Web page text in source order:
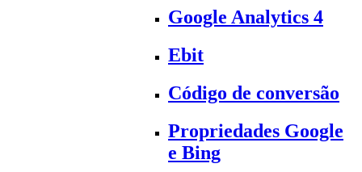
Google Analytics 4
Ebit
Código de conversão
Propriedades Google
e Bing